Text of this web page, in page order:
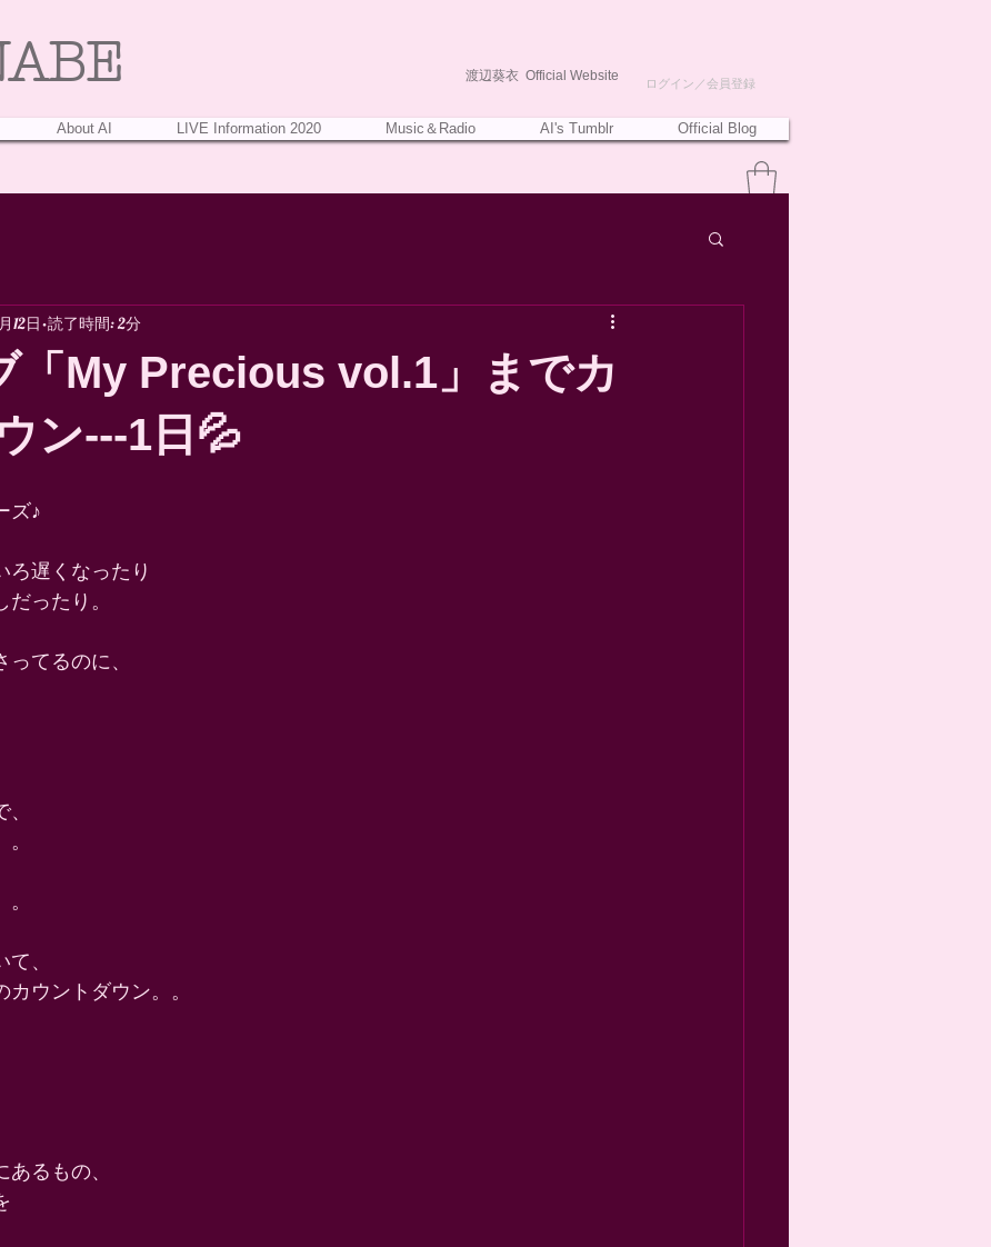
渡辺葵衣 Official Website ログイン／会員登録
About AI LIVE Information 2020 Music＆Radio AI's Tumblr Official Blog
「My Precious vol.1」までカ
ン---1日💦
12日 読了時間: 2分
ズ♪
ろ遅くなったり
ったり。
てるのに、
、
ウントダウン。。
るもの、